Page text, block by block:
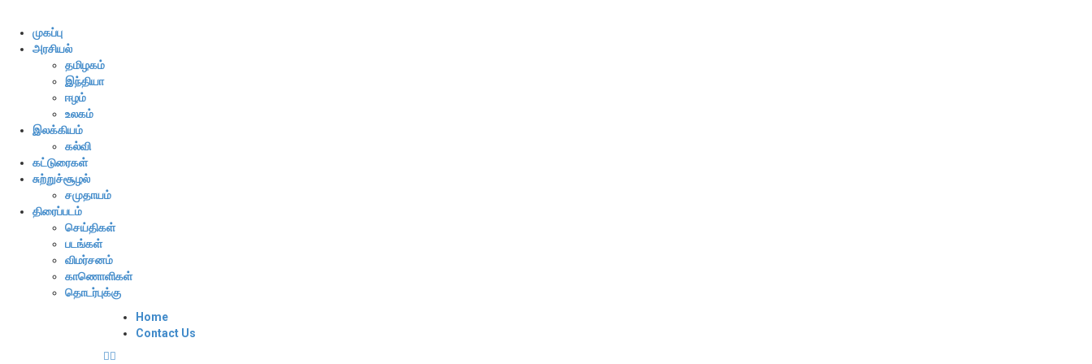
முகப்பு
அரசியல்
தமிழகம்
இந்தியா
ஈழம்
உலகம்
இலக்கியம்
கல்வி
கட்டுரைகள்
சுற்றுச்சூழல்
சமுதாயம்
திரைப்படம்
செய்திகள்
படங்கள்
விமர்சனம்
காணொளிகள்
தொடர்புக்கு
Home
Contact Us